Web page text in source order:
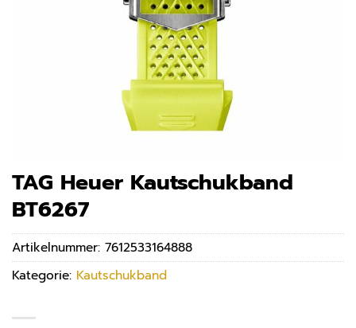
TAG Heuer Kautschukband
BT6267
Artikelnummer: 7612533164888
Kategorie: Kautschukband